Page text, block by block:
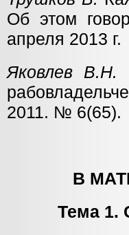
Об этом
апреля 2013 г.
Яковлев В.Н.
2011. № 6(65).
В
Тема 1.